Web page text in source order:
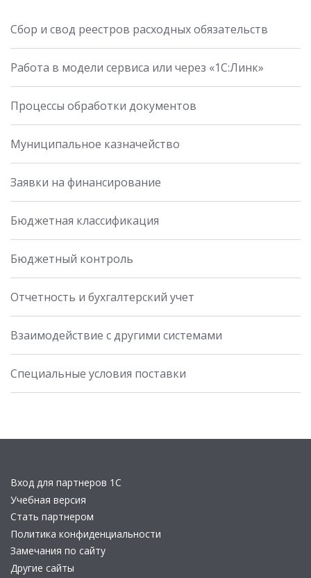
Сбор и свод реестров расходных обязательств
Работа в модели сервиса или через «1С:Линк»
Процессы обработки документов
Муниципальное казначейство
Заявки на финансирование
Бюджетная классификация
Бюджетный контроль
Отчетность и бухгалтерский учет
Взаимодействие с другими системами
Специальные условия поставки
Вход для партнеров 1С
Учебная версия
Стать партнером
Политика конфиденциальности
Замечания по сайту
Другие сайты